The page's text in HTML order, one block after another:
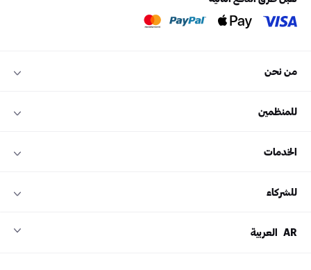
من نحن
للمنظمين
الخدمات
للشركاء
AR العربية